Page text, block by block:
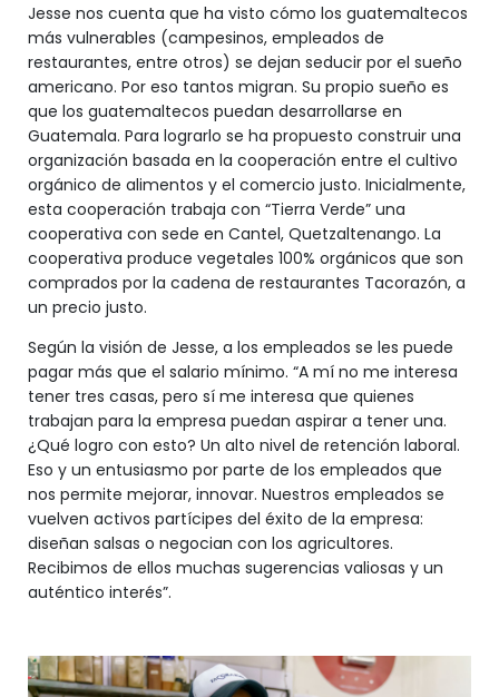
Jesse nos cuenta que ha visto cómo los guatemaltecos
más vulnerables (campesinos, empleados de
restaurantes, entre otros) se dejan seducir por el sueño
americano. Por eso tantos migran. Su propio sueño es
que los guatemaltecos puedan desarrollarse en
Guatemala. Para lograrlo se ha propuesto construir una
organización basada en la cooperación entre el cultivo
orgánico de alimentos y el comercio justo. Inicialmente,
esta cooperación trabaja con “Tierra Verde” una
cooperativa con sede en Cantel, Quetzaltenango. La
cooperativa produce vegetales 100% orgánicos que son
comprados por la cadena de restaurantes Tacorazón, a
un precio justo.
Según la visión de Jesse, a los empleados se les puede
pagar más que el salario mínimo. “A mí no me interesa
tener tres casas, pero sí me interesa que quienes
trabajan para la empresa puedan aspirar a tener una.
¿Qué logro con esto? Un alto nivel de retención laboral.
Eso y un entusiasmo por parte de los empleados que
nos permite mejorar, innovar. Nuestros empleados se
vuelven activos partícipes del éxito de la empresa:
diseñan salsas o negocian con los agricultores.
Recibimos de ellos muchas sugerencias valiosas y un
auténtico interés”.